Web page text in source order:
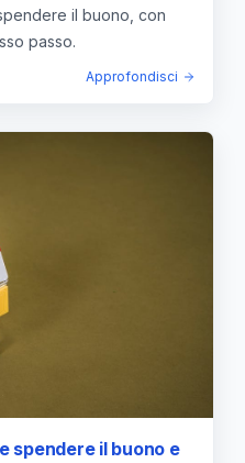
il buono, con
passo.
Approfondisci
spendere il buono e